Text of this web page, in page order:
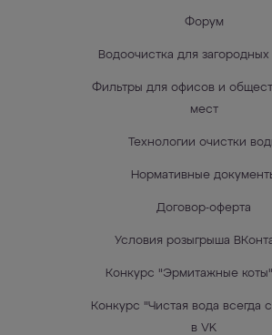
Форум
Водоочистка для
Фильтры для офисов и
мест
Технологии очистки
Нормативные
Договор-оферта
Условия розыгрыша
Конкурс "Эрмитажные
Конкурс "Чистая вода всегда
в VK